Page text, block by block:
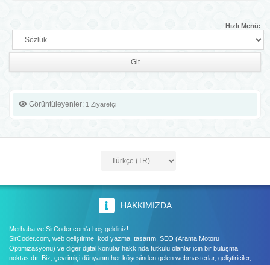
Hızlı Menü:
Görüntüleyenler: 1 Ziyaretçi
HAKKIMIZDA
Merhaba ve SirCoder.com'a hoş geldiniz!
SirCoder.com, web geliştirme, kod yazma, tasarım, SEO (Arama Motoru
Optimizasyonu) ve diğer dijital konular hakkında tutkulu olanlar için bir buluşma
noktasıdır. Biz, çevrimiçi dünyanın her köşesinden gelen webmasterlar, geliştiriciler,